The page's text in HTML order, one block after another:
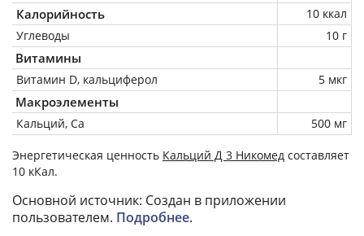
Калорийность
10 ккал
Углеводы
10 г
Витамины
Витамин D, кальциферол 5 мкг
Макроэлементы
Кальций, Ca 500 мг
Энергетическая ценность Кальций Д 3 Никомед составляет
10 кКал.
Основной источник: Создан в приложении
пользователем. Подробнее.